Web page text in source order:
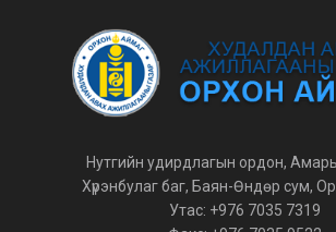
Нутгийн удирдлагын ордон,
Хүрэнбулаг баг, Баян-Өндөр сум,
Утас: +976 7035 7319